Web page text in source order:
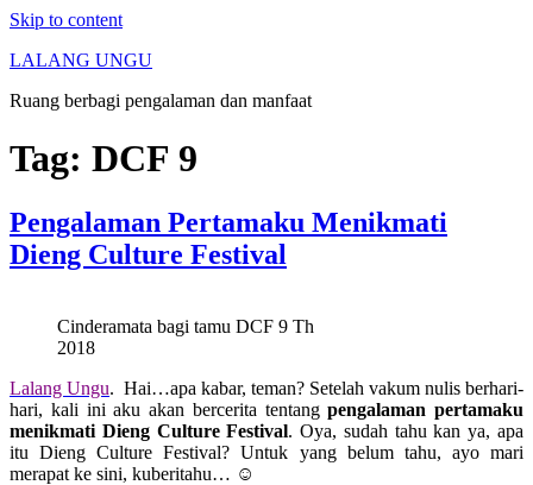
Skip to content
LALANG UNGU
Ruang berbagi pengalaman dan manfaat
Tag: DCF 9
Pengalaman Pertamaku Menikmati
Dieng Culture Festival
Cinderamata bagi tamu DCF 9 Th
2018
Lalang Ungu. Hai…apa kabar, teman? Setelah vakum nulis berhari-
hari, kali ini aku akan bercerita tentangpengalaman pertamaku
menikmati Dieng Culture Festival. Oya, sudah tahu kan ya, apa
itu Dieng Culture Festival? Untuk yang belum tahu, ayo mari
merapat ke sini, kuberitahu… ☺